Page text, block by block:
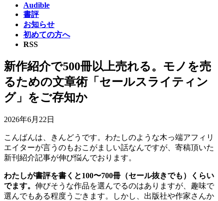
Audible
書評
お知らせ
初めての方へ
RSS
新作紹介で500冊以上売れる。モノを売
るための文章術「セールスライティン
グ」をご存知か
2026年6月22日
こんばんは、きんどうです。わたしのような木っ端アフィリ
エイターが言うのもおこがましい話なんですが、寄稿頂いた
新刊紹介記事が伸び悩んでおります。
わたしが書評を書くと100〜700冊（セール抜きでも）くらい
でます。 伸びそうな作品を選んでるのはありますが、趣味で
選んでもある程度うごきます。しかし、出版社や作家さんか